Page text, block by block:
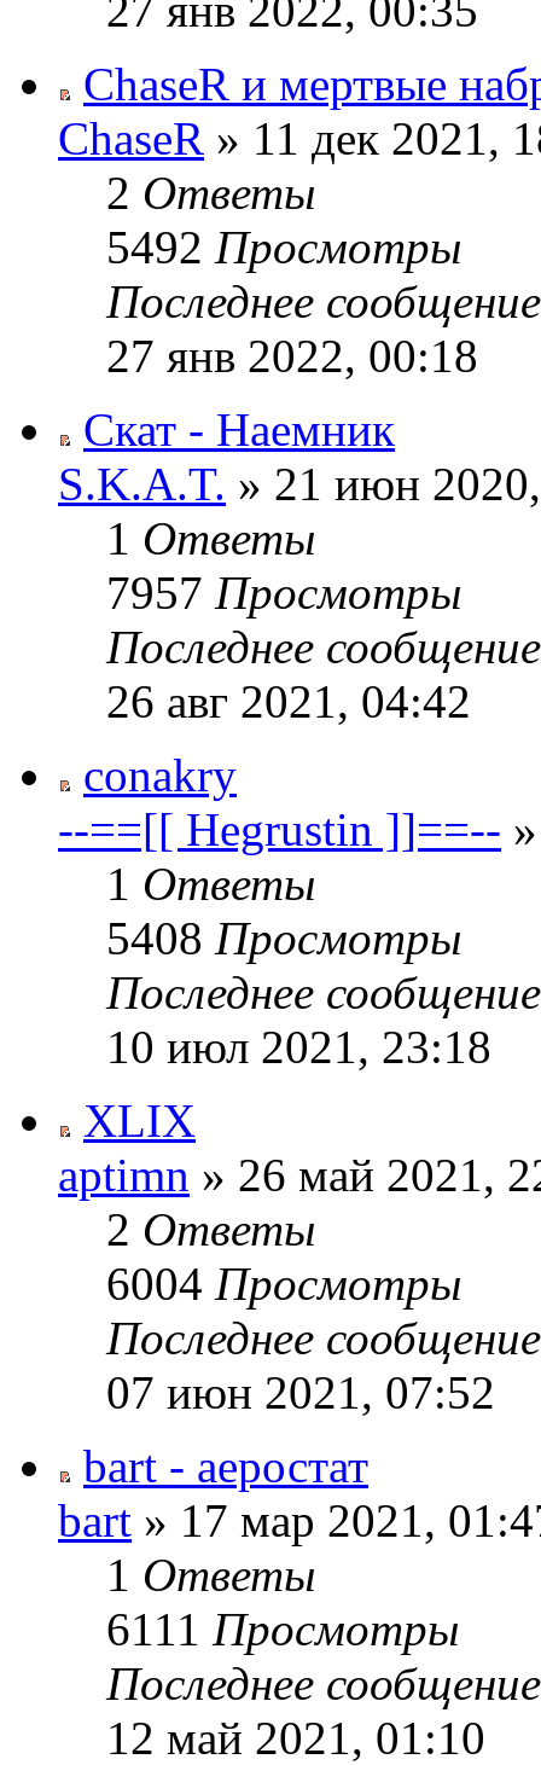
ChaseR и мертвые
ChaseR » 11 дек 2021,
2 Ответы
5492 Просмотры
Последнее
27 янв 2022, 00:18
Скат - Наемник
S.K.A.T. » 21 июн
1 Ответы
7957 Просмотры
Последнее
26 авг 2021, 04:42
conakry
--==[[ Hegrustin ]]==--
1 Ответы
5408 Просмотры
Последнее
10 июл 2021, 23:18
XLIX
aptimn » 26 май 2021,
2 Ответы
6004 Просмотры
Последнее
07 июн 2021, 07:52
bart - аеростат
bart » 17 мар 2021,
1 Ответы
6111 Просмотры
Последнее
12 май 2021, 01:10